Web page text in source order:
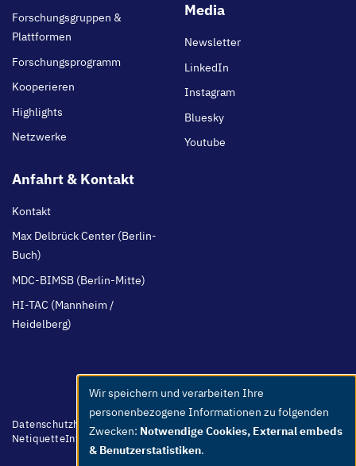
Forschungsgruppen &
Plattformen
Forschungsprogramm
Kooperieren
Highlights
Netzwerke
Media
Newsletter
LinkedIn
Instagram
Bluesky
Youtube
Anfahrt & Kontakt
Kontakt
Max Delbrück Center (Berlin-
Buch)
MDC-BIMSB (Berlin-Mitte)
HI-TAC (Mannheim /
Heidelberg)
Footer
menu
Datenschutzhinweis BarrierefreiheitLeichte Sprache
Whistleblower
NetiquetteInternImpressum
Use
of
personal
data
Wir speichern und verarbeiten Ihre
personenbezogene Informationen zu folgenden
Zwecken: Notwendige Cookies, External embeds
& Benutzerstatistiken.